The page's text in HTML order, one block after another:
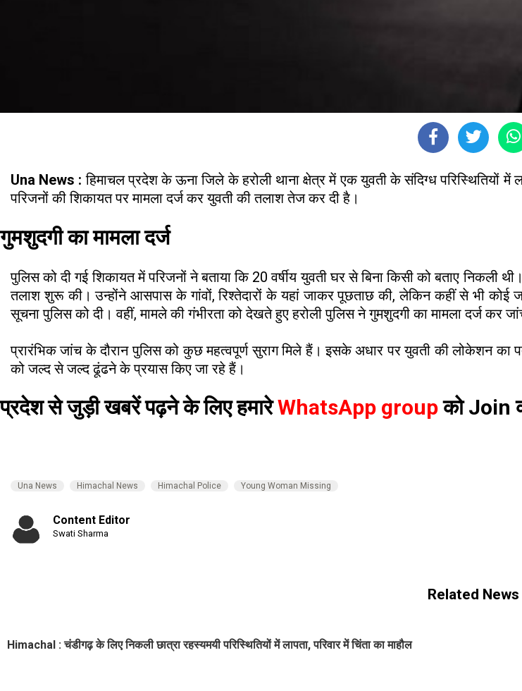
Una News :हिमाचल प्रदेश के ऊना जिले के हरोली थाना क्षेत्र में एक युवती के संदिग्ध परिस्थितियों
परिजनों की शिकायत पर मामला दर्ज कर युवती की तलाश तेज कर दी है।
गुमशुदगी का मामला दर्ज
पुलिस को दी गई शिकायत में परिजनों ने बताया कि 20 वर्षीय युवती घर से बिना किसी को बताए निकली
तलाश शुरू की। उन्होंने आसपास के गांवों, रिश्तेदारों के यहां जाकर पूछताछ की, लेकिन कहीं से भी कोई
सूचना पुलिस को दी। वहीं, मामले की गंभीरता को देखते हुए हरोली पुलिस ने गुमशुदगी का मामला दर्ज कर
प्रारंभिक जांच के दौरान पुलिस को कुछ महत्वपूर्ण सुराग मिले हैं। इसके अधार पर युवती की लोकेशन का
को जल्द से जल्द ढूंढने के प्रयास किए जा रहे हैं।
प्रदेश से जुड़ी खबरें पढ़ने के लिए हमारेWhatsApp groupको Join
Una News Himachal News Himachal Police Young Woman Missing
Content Editor
Swati Sharma
Related News
Himachal : चंडीगढ़ के लिए निकली छात्रा रहस्यमयी परिस्थितियों में लापता, परिवार में चिंता का माहौल